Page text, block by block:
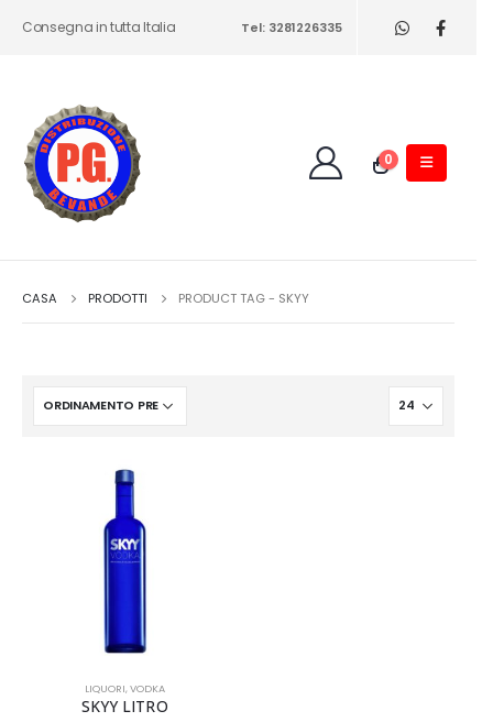
Consegna in tutta Italia Tel: 3281226335
0
CASA PRODOTTI PRODUCT TAG - SKYY
LIQUORI,VODKA
SKYY LITRO